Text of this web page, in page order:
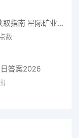
星际矿业研究点数获取指南 星际矿业研究点数获取方法
数
答案2026